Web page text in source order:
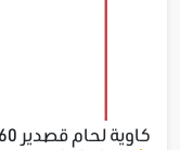
كاوية لحام قصدير 60 وات جودة عالية EESL6010